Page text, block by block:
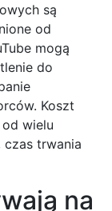
są
od
mogą
do
Koszt
wielu
trwania
na